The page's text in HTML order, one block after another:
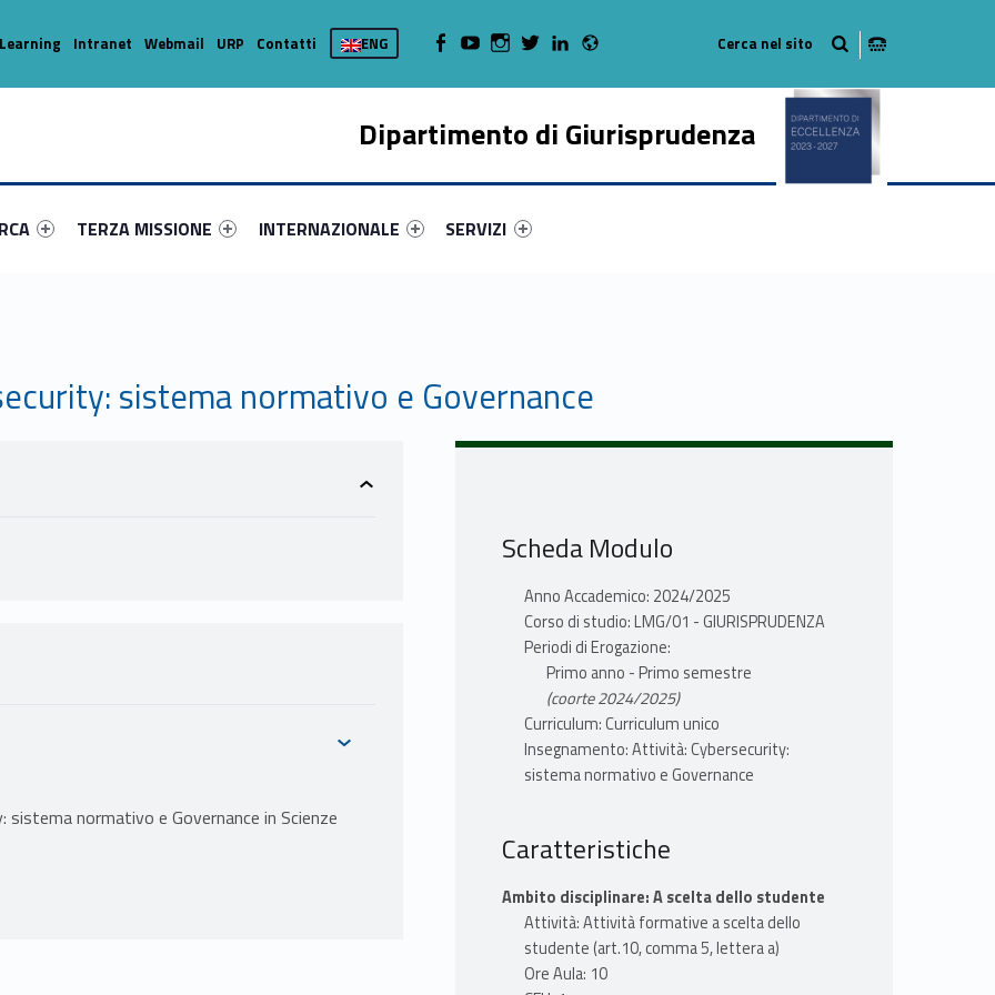
Dipartimento di Giurisprudenza
primary-62691-16
#link-menu-primary-93333-37
Link identifier #link-menu-primary-71513-45
TERZA MISSIONE
Link identifier #link-menu-primary-62145-50
INTERNAZIONALE
Link identifier #link-menu-primary-83338-62
SERVIZI
Intranet Webmail URP Contatti ENG WebMan on Facebook
WebMan on YoutubeWebMan on Instagram
WebMan on TwitterWebMan on LinkedIn
sistema normativo e Governance
normativo e Governance in Scienze
Scheda Modulo
Anno Accademico: 2024/2025
Corso di studio: LMG/01 - GIURISPRUDENZA
Periodi di Erogazione:
Primo anno - Primo semestre
(coorte 2024/2025)
Curriculum: Curriculum unico
Insegnamento: Attività: Cybersecurity:
sistema normativo e Governance
Caratteristiche
Ambito disciplinare: A scelta dello studente
Attività: Attività formative a scelta dello
studente (art.10, comma 5, lettera a)
Ore Aula: 10